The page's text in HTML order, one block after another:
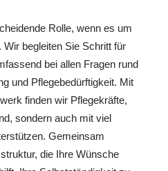
Rolle, wenn es um
begleiten Sie Schritt für
bei allen Fragen rund
und Pflegebedürftigkeit. Mit
finden wir Pflegekräfte,
sondern auch mit viel
Gemeinsam
die Ihre Wünsche